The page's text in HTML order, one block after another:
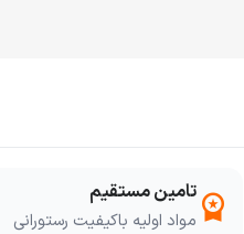
workspace_premium تامین مستقیم
مواد اولیه باکیفیت رستورانی